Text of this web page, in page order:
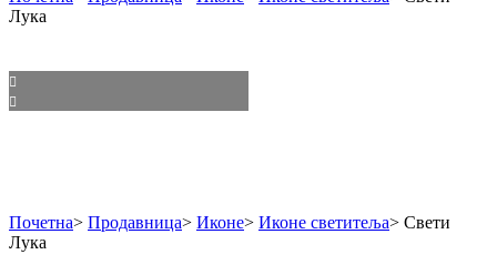
Лука
Почетна> Продавница> Иконе> Иконе светитеља> Свети
Лука